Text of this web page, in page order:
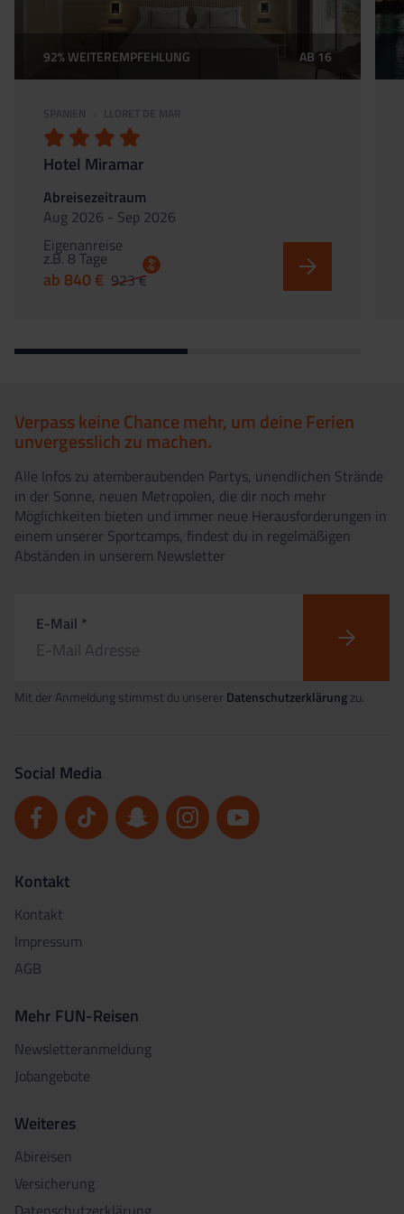
92% WEITEREMPFEHLUNG AB 16
SPANIEN LLORET DE MAR
Hotel Miramar
Abreisezeitraum
Aug 2026 - Sep 2026
Eigenanreise
z.B. 8 Tage
ab 840 € 923 €
%
Verpass keine Chance mehr, um deine Ferien
unvergesslich zu machen.
Alle Infos zu atemberaubenden Partys, unendlichen Strände
in der Sonne, neuen Metropolen, die dir noch mehr
Möglichkeiten bieten und immer neue Herausforderungen in
einem unserer Sportcamps, findest du in regelmäßigen
Abständen in unserem Newsletter
E-Mail *
Mit der Anmeldung stimmst du unserer Datenschutzerklärungzu.
Social Media
Kontakt
Kontakt
Impressum
AGB
Mehr FUN-Reisen
Newsletteranmeldung
Jobangebote
Weiteres
Abireisen
Versicherung